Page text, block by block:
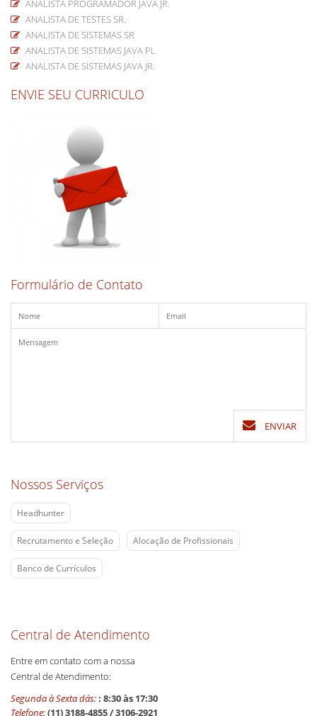
ANALISTA PROGRAMADOR JAVA JR.
ANALISTA DE TESTES SR.
ANALISTA DE SISTEMAS SR
ANALISTA DE SISTEMAS JAVA PL
ANALISTA DE SISTEMAS JAVA JR.
ENVIE SEU CURRICULO
Formulário de Contato
ENVIAR
Nossos Serviços
Headhunter
Recrutamento e Seleção Alocação de Profissionais
Banco de Currículos
Central de Atendimento
Entre em contato com a nossa
Central de Atendimento:
Segunda à Sexta dás:: 8:30 às 17:30
Telefone:(11) 3188-4855 / 3106-2921